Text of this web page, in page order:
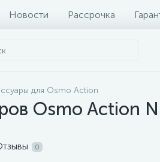
Новости Рассрочка
для Osmo Action
Osmo Action
0